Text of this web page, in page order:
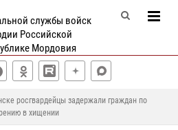
службы войск
Российской
Мордовия
росгвардейцы задержали граждан по
в хищении